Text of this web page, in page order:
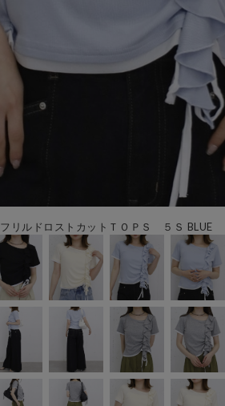
フリルドロストカットＴＯＰＳ ５Ｓ BLUE